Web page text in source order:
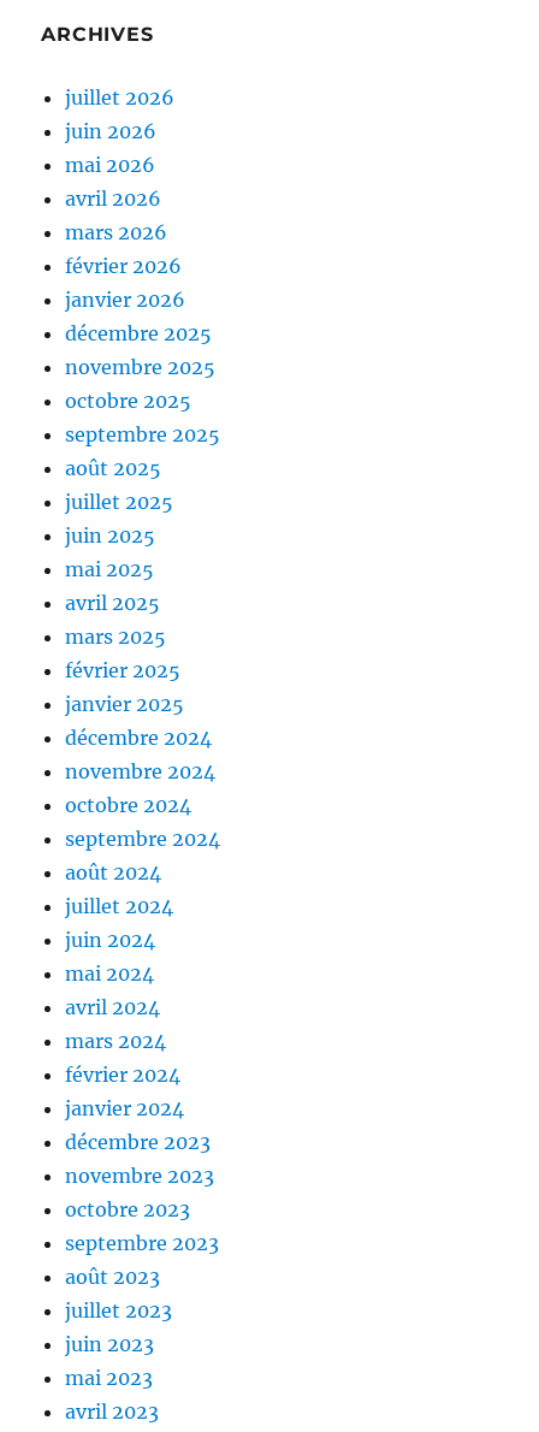
ARCHIVES
juillet 2026
juin 2026
mai 2026
avril 2026
mars 2026
février 2026
janvier 2026
décembre 2025
novembre 2025
octobre 2025
septembre 2025
août 2025
juillet 2025
juin 2025
mai 2025
avril 2025
mars 2025
février 2025
janvier 2025
décembre 2024
novembre 2024
octobre 2024
septembre 2024
août 2024
juillet 2024
juin 2024
mai 2024
avril 2024
mars 2024
février 2024
janvier 2024
décembre 2023
novembre 2023
octobre 2023
septembre 2023
août 2023
juillet 2023
juin 2023
mai 2023
avril 2023